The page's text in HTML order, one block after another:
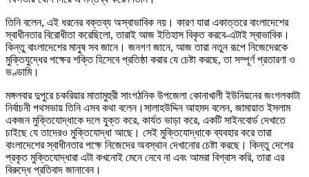
তিনি বলেন, এই ধরনের বক্তব্য অস্বাভাবিক নয়। কারণ যারা একাত্তরে বাংলাদেশের
স্বাধীনতার বিরোধীতা করেছিলো, তারাই আজ ইতিহাস বিকৃত করবে-এটাই স্বাভাবিক।
কিন্তু বাংলাদেশের মানুষ সব জানে। জনগণ জানে, আজ তারা নতুন রূপে নিজেদেরকে
মুক্তিযুদ্ধের পক্ষের শক্তি হিসেবে প্রতিষ্ঠা করার যে চেষ্টা করছে, তা সম্পূর্ণ প্রতারণা ও
ভণ্ডামি।
মঙ্গলবার দুপুরে চকরিয়ার মাতামুহুরী সাংগঠনিক উপজেলা কোনাখালী ইউনিয়নের জংগলকাটা
নির্বাচনী পথসভায় তিনি এসব কথা বলেন।সালাহউদ্দিন আহমদ বলেন, জামায়াত ইসলাম
একজন মুক্তিযোদ্ধাকে দলে যুক্ত করে, কার্যত ভাড়া করে, একটি সাইনবোর্ড দেখাতে
চাইছে যে তাদেরও মুক্তিযোদ্ধা আছে। সেই মুক্তিযোদ্ধাকে ব্যবহার করে তারা
বাংলাদেশের স্বাধীনতার পক্ষে নিজেদের অবস্থান দেখানোর চেষ্টা করছে। কিন্তু দেশের
প্রকৃত মুক্তিযোদ্ধারা এটা কখনোই মেনে নেবে না এবং আমরা বিশ্বাস করি, তারা এর
বিরুদ্ধে প্রতিবাদ জানাবেন।